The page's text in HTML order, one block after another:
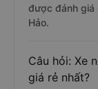
được đánh giá
Hảo.
Câu hỏi: Xe
giá rẻ nhất?